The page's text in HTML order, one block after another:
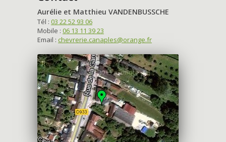
Aurélie et Matthieu VANDENBUSSCHE
Tél : 03 22 52 93 06
Mobile : 06 13 11 39 23
Email : chevrerie.canaples@orange.fr